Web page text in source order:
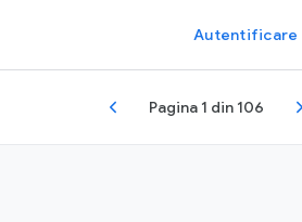
Autentificare
Pagina 1 din 106